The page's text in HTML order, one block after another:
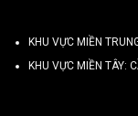
KHU VỰC MIỀN
KHU VỰC MIỀN TÂY: